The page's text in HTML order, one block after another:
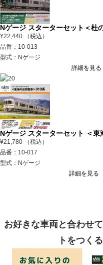
Nゲージ スターターセット＜杜
¥22,440 （税込）
品番：10-013
型式：Nゲージ
詳細を見る
Nゲージ スターターセット ＜
¥21,780 （税込）
品番：10-017
型式：Nゲージ
詳細を見る
お好きな車両と合わせ
トをつく